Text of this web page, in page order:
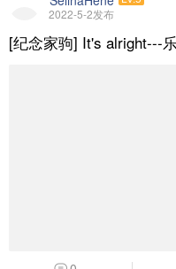
2022-5-2发布
[纪念家驹] It's alright---